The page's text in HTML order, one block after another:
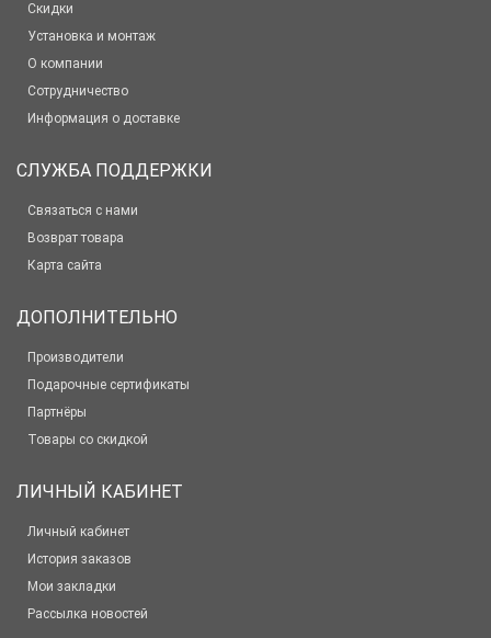
Скидки
Установка и монтаж
О компании
Сотрудничество
Информация о доставке
СЛУЖБА ПОДДЕРЖКИ
Связаться с нами
Возврат товара
Карта сайта
ДОПОЛНИТЕЛЬНО
Производители
Подарочные сертификаты
Партнёры
Товары со скидкой
ЛИЧНЫЙ КАБИНЕТ
Личный кабинет
История заказов
Мои закладки
Рассылка новостей